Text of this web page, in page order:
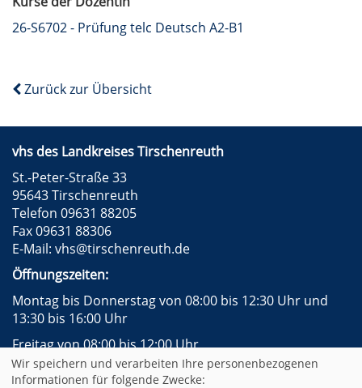
26-S6702 - Prüfung telc Deutsch A2-B1
Zurück zur Übersicht
vhs des Landkreises Tirschenreuth
St.-Peter-Straße 33
95643 Tirschenreuth
Telefon 09631 88205
Fax 09631 88306
E-Mail: vhs@tirschenreuth.de
Öffnungszeiten:
Montag bis Donnerstag von 08:00 bis 12:30 Uhr und
13:30 bis 16:00 Uhr
Freitag von 08:00 bis 12:00 Uhr
Facebook
Instagram
Impressum
AGB
Wir speichern und verarbeiten Ihre personenbezogenen
Informationen für folgende Zwecke: